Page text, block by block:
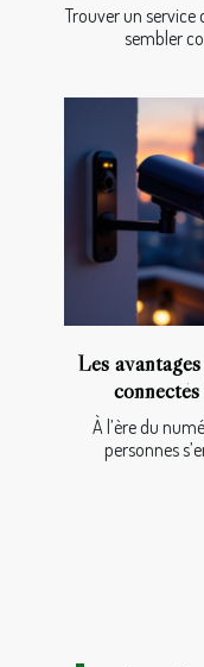
Trouver un
sembler
Les
À l’ère du
personnes